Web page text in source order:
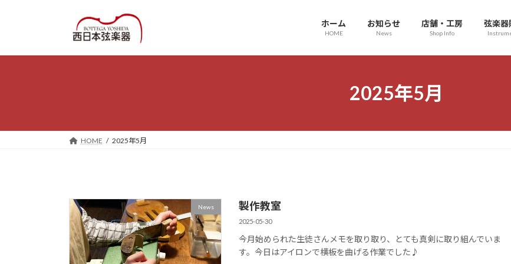
プ
動
ホーム
HOME
お知らせ
News
店舗・工房
Shop Info
弦楽器
2025年5月
HOME 2025年5月
News 製作教室
2025-05-30
今月始められた生徒さんメモを取り取り、とても真剣に取り組んでいま
す。今日はアイロンで横板を曲げる作業でした♪